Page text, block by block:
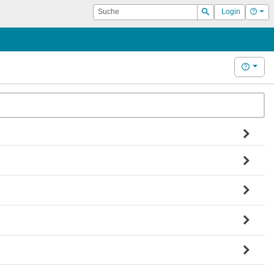
Suche
Suchen
Login Hilfe
Hilfe